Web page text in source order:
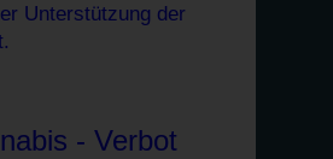
Unterstützung der
- Verbot